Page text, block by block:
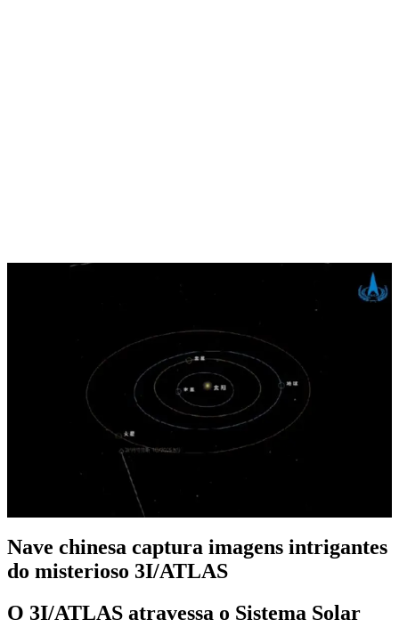
Nave chinesa captura imagens intrigantes
do misterioso 3I/ATLAS
O 3I/ATLAS atravessa o Sistema Solar